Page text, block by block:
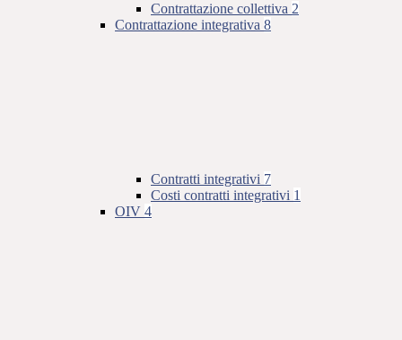
Contrattazione collettiva 2
Contrattazione integrativa 8
Contratti integrativi 7
Costi contratti integrativi 1
OIV 4